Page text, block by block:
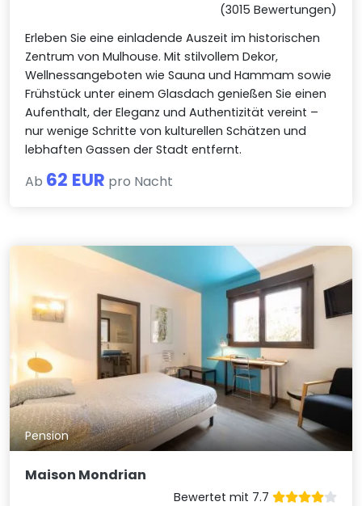
(3015 Bewertungen)
Erleben Sie eine einladende Auszeit im historischen
Zentrum von Mulhouse. Mit stilvollem Dekor,
Wellnessangeboten wie Sauna und Hammam sowie
Frühstück unter einem Glasdach genießen Sie einen
Aufenthalt, der Eleganz und Authentizität vereint –
nur wenige Schritte von kulturellen Schätzen und
lebhaften Gassen der Stadt entfernt.
Ab 62 EUR pro Nacht
Pension
Maison Mondrian
Bewertet mit 7.7